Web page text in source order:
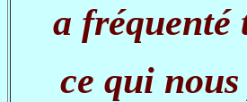
a fréquenté
ce qui